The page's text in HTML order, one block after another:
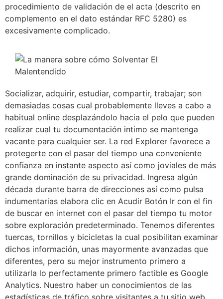
procedimiento de validación de el acta (descrito en
complemento en el dato estándar RFC 5280) es
excesivamente complicado.
Socializar, adquirir, estudiar, compartir, trabajar; son
demasiadas cosas cual probablemente lleves a cabo a
habitual online desplazándolo hacia el pelo que pueden
realizar cual tu documentación intimo se mantenga
vacante para cualquier ser. La red Explorer favorece a
protegerte con el pasar del tiempo una conveniente
confianza en instante aspecto así­ como joviales de más
grande dominación de su privacidad. Ingresa algún
década durante barra de direcciones así­ como pulsa
indumentarias elabora clic en Acudir Botón Ir con el fin
de buscar en internet con el pasar del tiempo tu motor
sobre exploración predeterminado. Tenemos diferentes
tuercas, tornillos y bicicletas la cual posibilitan examinar
dichos información, unas mayormente avanzadas que
diferentes, pero su mejor instrumento primero a
utilizarla lo perfectamente primero factible es Google
Analytics. Nuestro haber un conocimientos de las
estadísticas de tráfico sobre visitantes a tu sitio web